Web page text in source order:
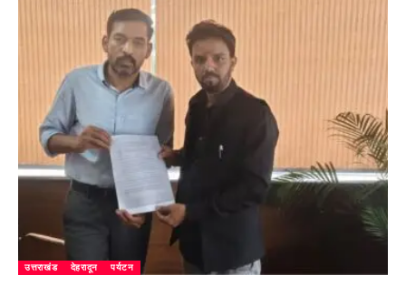
उत्तराखंड देहरादून पर्यटन